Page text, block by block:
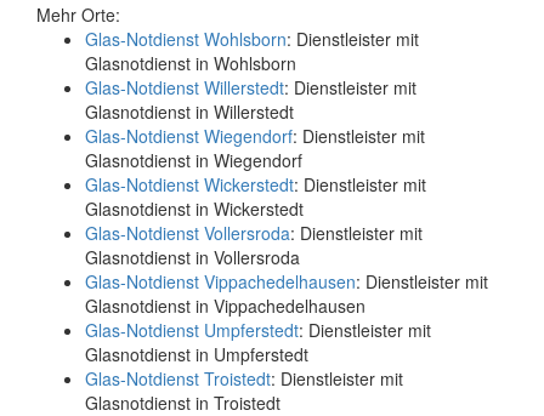
Mehr Orte:
Glas-Notdienst Wohlsborn: Dienstleister mit
Glasnotdienst in Wohlsborn
Glas-Notdienst Willerstedt: Dienstleister mit
Glasnotdienst in Willerstedt
Glas-Notdienst Wiegendorf: Dienstleister mit
Glasnotdienst in Wiegendorf
Glas-Notdienst Wickerstedt: Dienstleister mit
Glasnotdienst in Wickerstedt
Glas-Notdienst Vollersroda: Dienstleister mit
Glasnotdienst in Vollersroda
Glas-Notdienst Vippachedelhausen: Dienstleister mit
Glasnotdienst in Vippachedelhausen
Glas-Notdienst Umpferstedt: Dienstleister mit
Glasnotdienst in Umpferstedt
Glas-Notdienst Troistedt: Dienstleister mit
Glasnotdienst in Troistedt